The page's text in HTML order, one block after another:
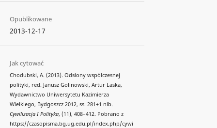
Opublikowane
2013-12-17
Jak cytować
Chodubski, A. (2013). Odsłony współczesnej
polityki, red. Janusz Golinowski, Artur Laska,
Wydawnictwo Uniwersytetu Kazimierza
Wielkiego, Bydgoszcz 2012, ss. 281+1 nlb.
Cywilizacja I Polityka, (11), 408–412. Pobrano z
https://czasopisma.bg.ug.edu.pl/index.php/cywi